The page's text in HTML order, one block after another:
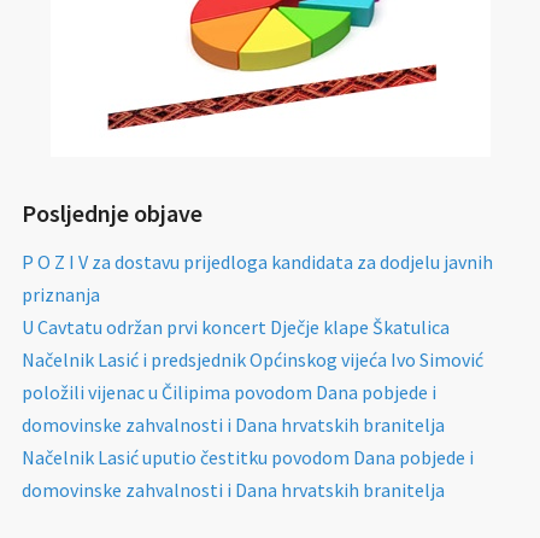
Posljednje objave
P O Z I V za dostavu prijedloga kandidata za dodjelu javnih
priznanja
U Cavtatu održan prvi koncert Dječje klape Škatulica
Načelnik Lasić i predsjednik Općinskog vijeća Ivo Simović
položili vijenac u Čilipima povodom Dana pobjede i
domovinske zahvalnosti i Dana hrvatskih branitelja
Načelnik Lasić uputio čestitku povodom Dana pobjede i
domovinske zahvalnosti i Dana hrvatskih branitelja